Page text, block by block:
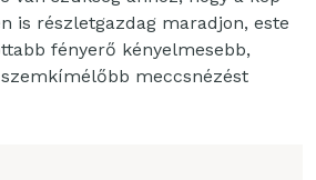
is részletgazdag maradjon, este
fényerő kényelmesebb,
meccsnézést